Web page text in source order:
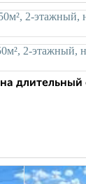
длительный